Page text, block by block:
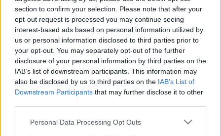
section to confirm your selection. Please note that after your
opt-out request is processed you may continue seeing
interest-based ads based on personal information utilized by
us or personal information disclosed to third parties prior to
your opt-out. You may separately opt-out of the further
disclosure of your personal information by third parties on the
IAB’s list of downstream participants. This information may
also be disclosed by us to third parties on the IAB’s List of
Downstream Participants that may further disclose it to other
Please note that this website/app uses one or more Google
Personal Data Processing Opt Outs
buherator• 2014. január 15.
Microsoft Az év első javítócsomagja a Microsoft
részéről elég lazára sikerült. MS14-001: Három
hibajavítás (úgy tűnik kezd kimerülni a Google
aktuális bugbányája) a Word windowsos illetve
weben működő változataihoz. A sérülékenységek
kódfuttatást tesznek lehetővé…
Frissítőkedd - 2013. december
buherator•2013. december 11.